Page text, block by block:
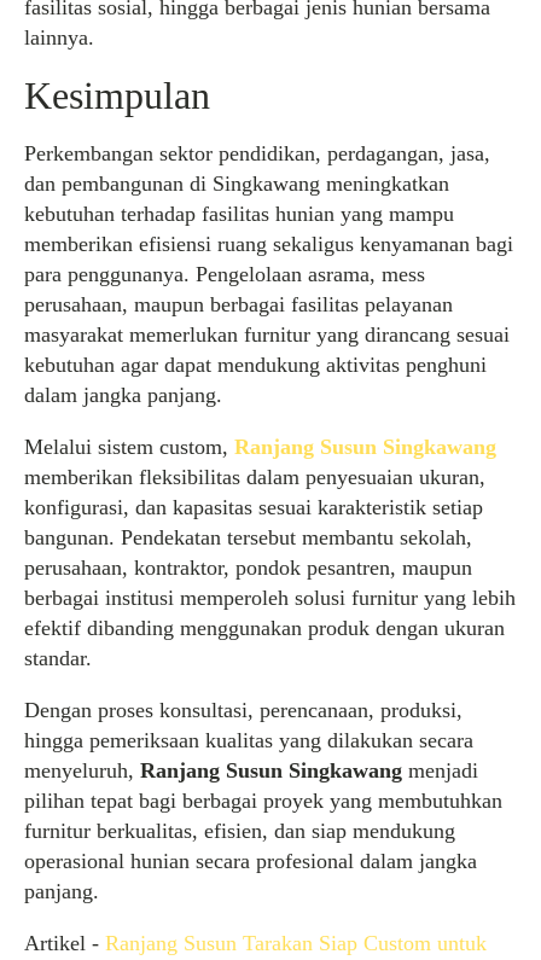
fasilitas sosial, hingga berbagai jenis hunian bersama
lainnya.
Kesimpulan
Perkembangan sektor pendidikan, perdagangan, jasa,
dan pembangunan di Singkawang meningkatkan
kebutuhan terhadap fasilitas hunian yang mampu
memberikan efisiensi ruang sekaligus kenyamanan bagi
para penggunanya. Pengelolaan asrama, mess
perusahaan, maupun berbagai fasilitas pelayanan
masyarakat memerlukan furnitur yang dirancang sesuai
kebutuhan agar dapat mendukung aktivitas penghuni
dalam jangka panjang.
Melalui sistem custom, Ranjang Susun Singkawang
memberikan fleksibilitas dalam penyesuaian ukuran,
konfigurasi, dan kapasitas sesuai karakteristik setiap
bangunan. Pendekatan tersebut membantu sekolah,
perusahaan, kontraktor, pondok pesantren, maupun
berbagai institusi memperoleh solusi furnitur yang lebih
efektif dibanding menggunakan produk dengan ukuran
standar.
Dengan proses konsultasi, perencanaan, produksi,
hingga pemeriksaan kualitas yang dilakukan secara
menyeluruh, Ranjang Susun Singkawang menjadi
pilihan tepat bagi berbagai proyek yang membutuhkan
furnitur berkualitas, efisien, dan siap mendukung
operasional hunian secara profesional dalam jangka
panjang.
Artikel - Ranjang Susun Tarakan Siap Custom untuk